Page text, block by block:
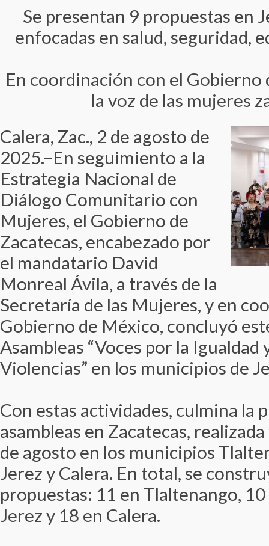
Se presentan 9 propuestas en
enfocadas en salud, seguridad,
En coordinación con el Gobierno
la voz de las mujeres
Calera, Zac., 2 de agosto de
2025.–En seguimiento a la
Estrategia Nacional de
Diálogo Comunitario con
Mujeres, el Gobierno de
Zacatecas, encabezado por
el mandatario David
Monreal Ávila, a través de la
Secretaría de las Mujeres, y en
Gobierno de México, concluyó
Asambleas “Voces por la Igualdad
Violencias” en los municipios de
Con estas actividades, culmina la
asambleas en Zacatecas,
de agosto en los municipios
Jerez y Calera. En total, se
propuestas: 11 en Tlaltenango,
Jerez y 18 en Calera.